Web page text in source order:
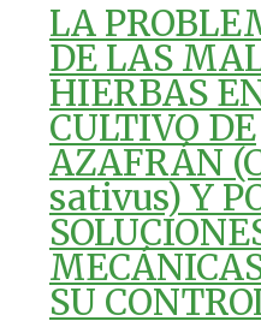
LA
DE LAS
HIERBAS
CULTIVO DE
AZAFRÁN
sativus) Y
SU